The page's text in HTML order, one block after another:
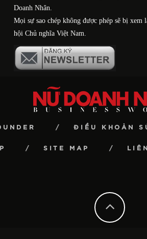
Doanh Nhân.
Mọi sự sao chép không được phép sẽ bị
hội Chủ nghĩa Việt Nam.
ĐIỀU KHOẢN
SITE MAP